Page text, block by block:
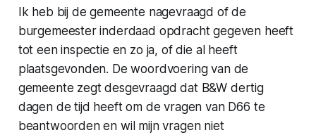
Ik heb bij de gemeente nagevraagd of de
burgemeester inderdaad opdracht gegeven heeft
tot een inspectie en zo ja, of die al heeft
plaatsgevonden. De woordvoering van de
gemeente zegt desgevraagd dat B&W dertig
dagen de tijd heeft om de vragen van D66 te
beantwoorden en wil mijn vragen niet